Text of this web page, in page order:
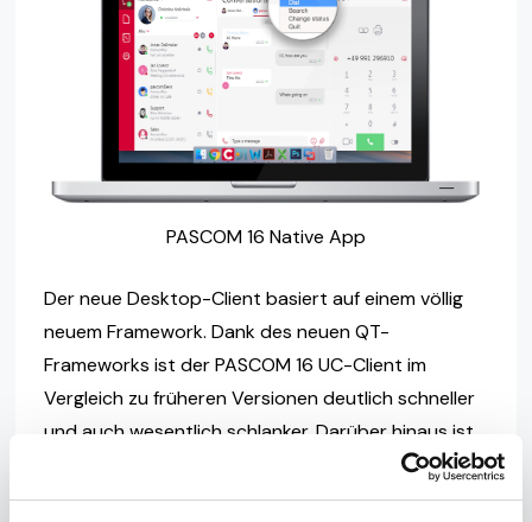
PASCOM 16 Native App
Der neue Desktop-Client basiert auf einem völlig
neuem Framework. Dank des neuen QT-
Frameworks ist der PASCOM 16 UC-Client im
Vergleich zu früheren Versionen deutlich schneller
und auch wesentlich schlanker. Darüber hinaus ist
der PASCOM Desktop-Client immer noch eine
Desktop-Anwendung und sorgt auf allen